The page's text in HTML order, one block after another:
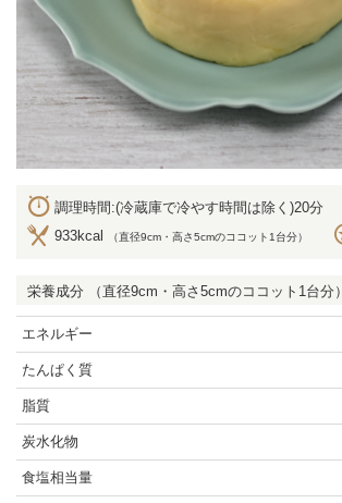
調理時間:(冷蔵庫で冷やす時間は除く)20分
933kcal
（直径9cm・高さ5cmのココット1台分）
栄養成分 （直径9cm・高さ5cmのココット1台分）
エネルギー
たんぱく質
脂質
炭水化物
食塩相当量